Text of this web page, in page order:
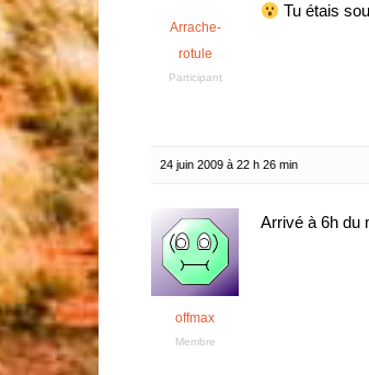
Arrache-
rotule
Participant
Tu étais
24 juin 2009 à 22 h 26 min
offmax
Membre
Arrivé à 6h du